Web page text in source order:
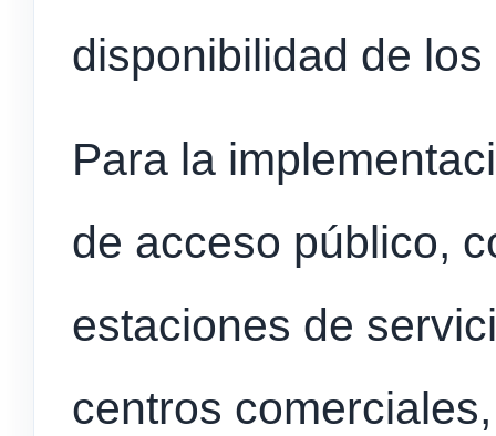
disponibilidad de
Para la
de acceso público,
estaciones de
centros